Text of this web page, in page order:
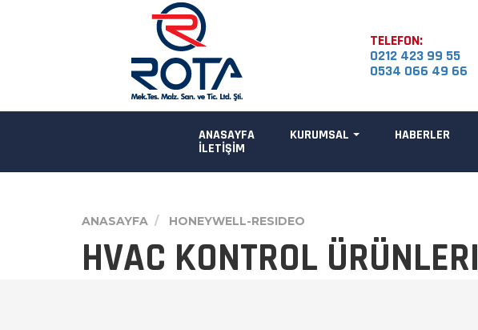
TELEFON:
0212 423 99 55
0534 066 49 66
ANASAYFA KURUMSAL HABERLER
İLETİŞİM
ANASAYFA HONEYWELL-RESIDEO
HVAC KONTROL ÜRÜNLERI